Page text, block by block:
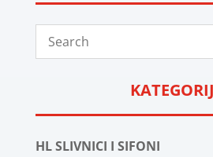
HL SLIVNICI I SIFONI